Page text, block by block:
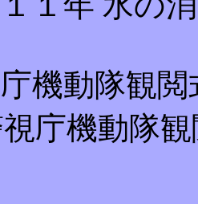
機動隊観閲
庁機動隊